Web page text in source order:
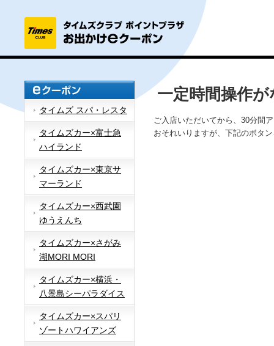
タイムズ スパ・レスタ
タイムズカー×富士急
ハイランド
タイムズカー×東京サ
マーランド
タイムズカー×西武園
ゆうえんち
タイムズカー×さがみ
湖MORI MORI
タイムズカー×横浜・
八景島シーパラダイス
タイムズカー×スパリ
ゾートハワイアンズ
一定時間操作
ご入店いただいてから、30分間
おそれいりますが、下記のボタ